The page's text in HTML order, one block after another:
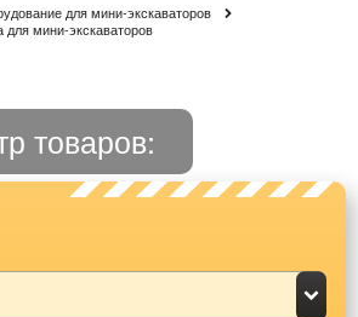
для мини-экскаваторов
мини-экскаваторов
товаров: